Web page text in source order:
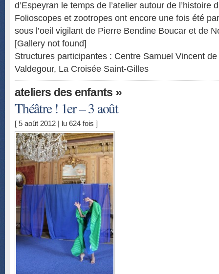
d’Espeyran le temps de l’atelier autour de l’histoire
Folioscopes et zootropes ont encore une fois été
sous l’oeil vigilant de Pierre Bendine Boucar et de
[Gallery not found]
Structures participantes : Centre Samuel Vincent
Valdegour, La Croisée Saint-Gilles
ateliers des enfants »
Théâtre ! 1er – 3 août
[ 5 août 2012 | lu 624 fois ]